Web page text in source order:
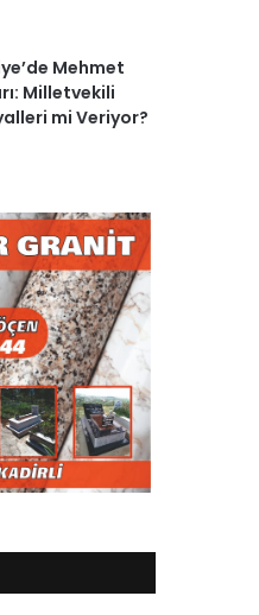
Mehmet
Milletvekili
mi Veriyor?